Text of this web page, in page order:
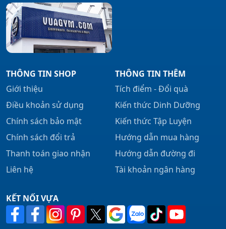
THÔNG TIN SHOP
Giới thiệu
Điều khoản sử dụng
Chính sách bảo mật
Chính sách đổi trả
Thanh toán giao nhận
Liên hệ
THÔNG TIN THÊM
Tích điểm - Đổi quà
Kiến thức Dinh Dưỡng
Kiến thức Tập Luyện
Hướng dẫn mua hàng
Hướng dẫn đường đi
Tài khoản ngân hàng
KẾT NỐI VỰA